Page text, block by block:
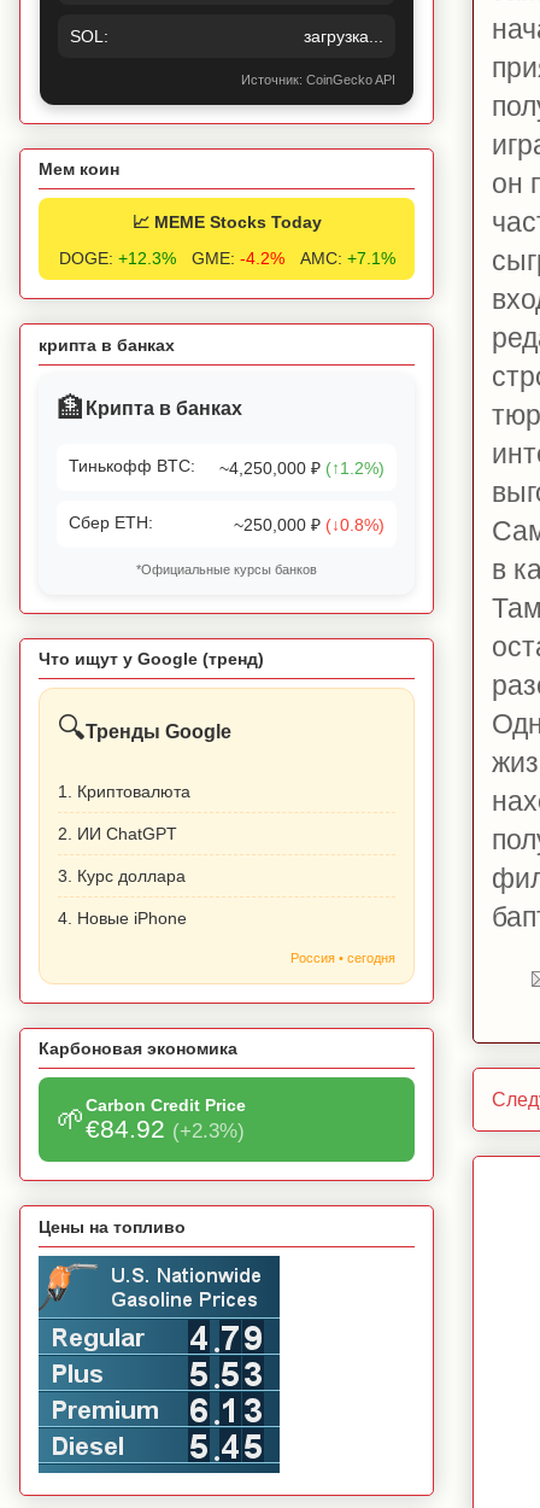
он
в
SOL: загрузка...
Источник: CoinGecko API
Мем коин
📈 MEME Stocks Today
DOGE: +12.3% GME: -4.2% AMC: +7.1%
крипта в банках
🏦 Крипта в банках
Тинькофф BTC: ~4,250,000 ₽ (↑1.2%)
Сбер ETH: ~250,000 ₽ (↓0.8%)
*Официальные курсы банков
Что ищут у Google (тренд)
🔍Тренды Google
1. Криптовалюта
2. ИИ ChatGPT
3. Курс доллара
4. Новые iPhone
Россия • сегодня
Карбоновая экономика
🌱Carbon Credit Price
€84.92 (+2.3%)
Цены на топливо